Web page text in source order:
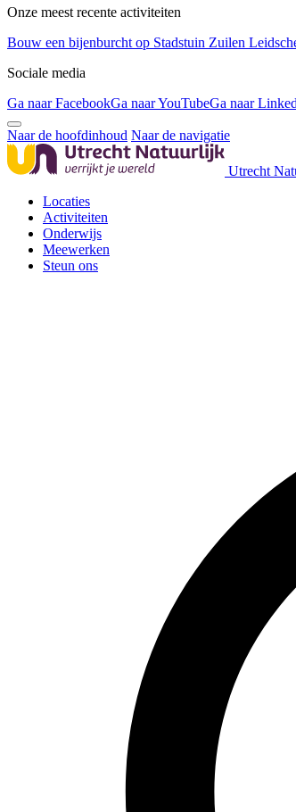
Onze meest recente activiteiten
Bouw een bijenburcht op Stadstuin Zuilen
Sociale media
Ga naar FacebookGa naar YouTubeGa naar
Naar de hoofdinhoud Naar de navigatie
Utrecht
Locaties
Activiteiten
Onderwijs
Meewerken
Steun ons